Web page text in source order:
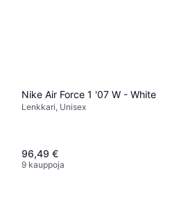
Nike Air Force 1 '07 W - White
Lenkkari, Unisex
96,49 €
9 kauppoja